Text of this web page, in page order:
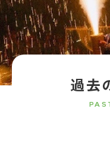
過去